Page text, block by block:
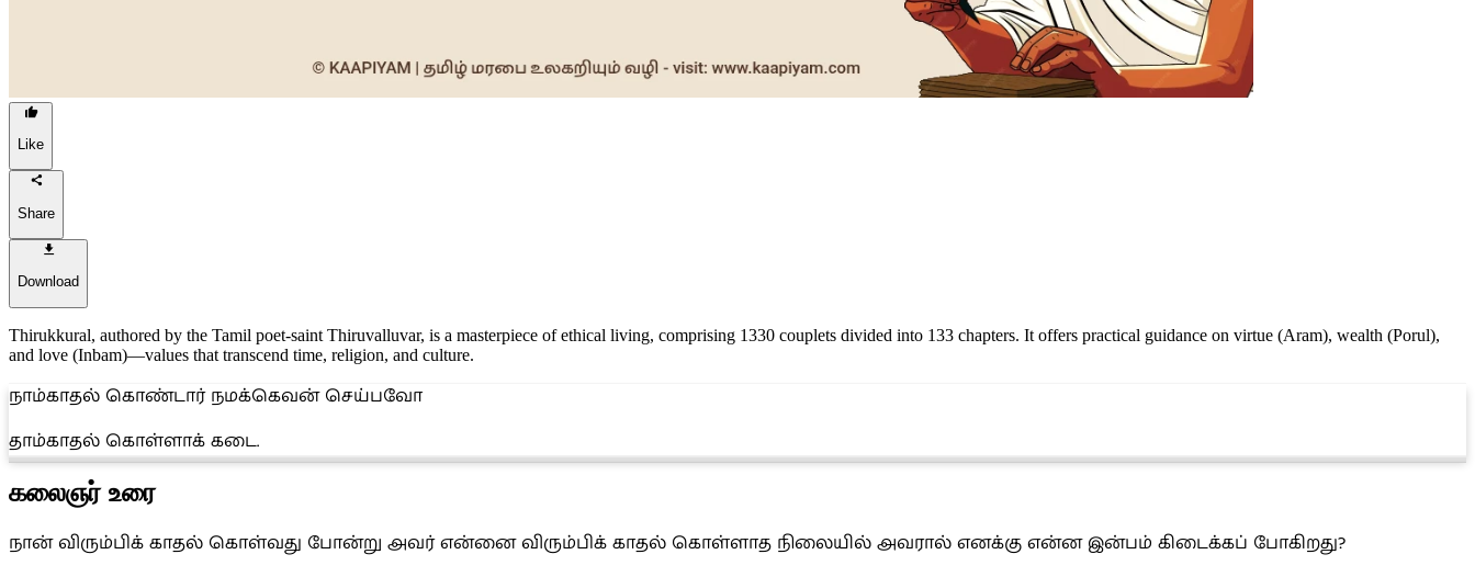
Like
Share
Download
Thirukkural, authored by the Tamil poet-saint Thiruvalluvar, is a masterpiece of ethical living, comprising 1330 couplets divided into 133 chapters. It offers practical guidance on virtue (Aram), wealth (Porul),
and love (Inbam)—values that transcend time, religion, and culture.
நாம்காதல் கொண்டார் நமக்கெவன் செய்பவோ
தாம்காதல் கொள்ளாக் கடை.
கலைஞர் உரை
நான் விரும்பிக் காதல் கொள்வது போன்று அவர் என்னை விரும்பிக் காதல் கொள்ளாத நிலையில் அவரால் எனக்கு என்ன இன்பம் கிடைக்கப் போகிறது?